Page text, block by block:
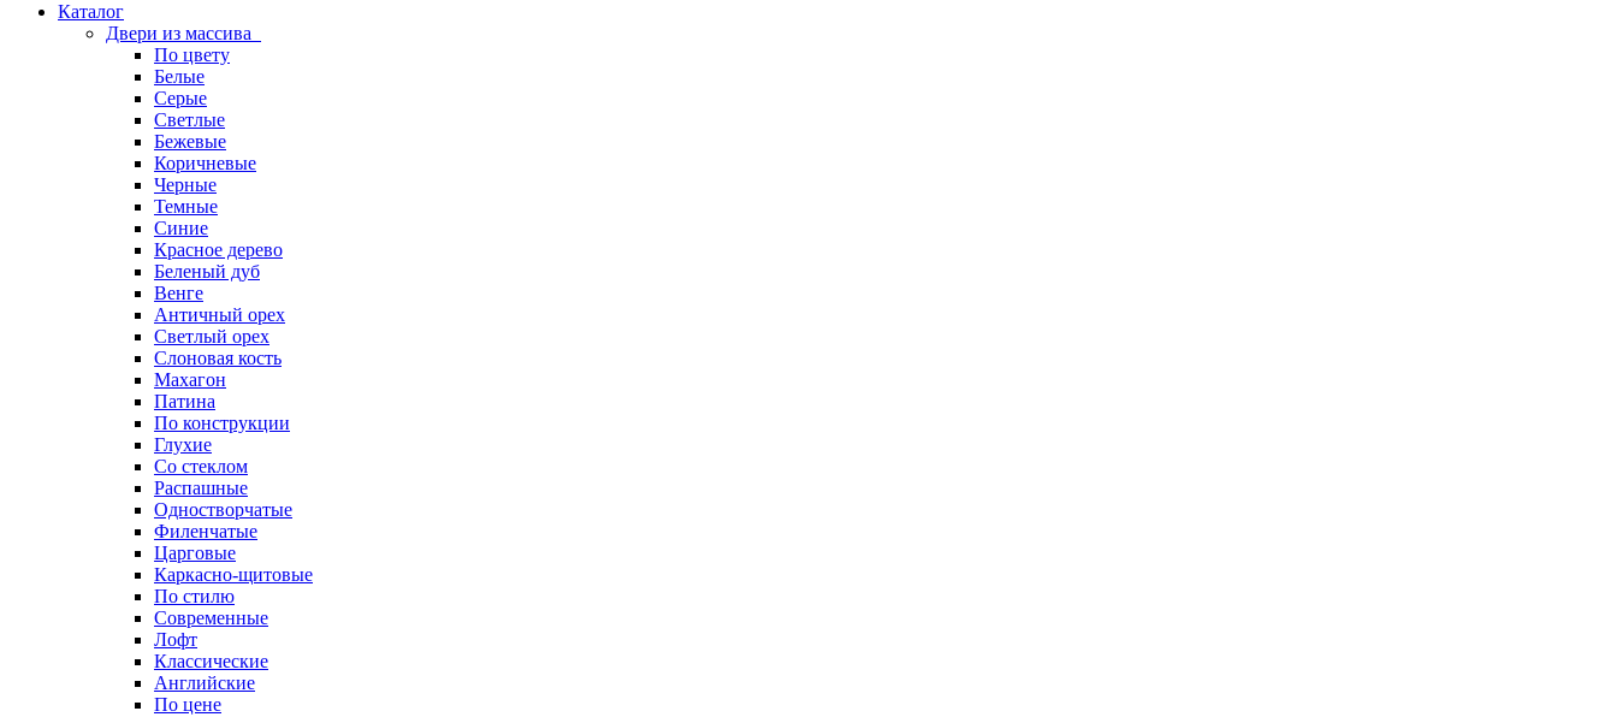
Каталог
Двери из массива
По цвету
Белые
Серые
Светлые
Бежевые
Коричневые
Черные
Темные
Синие
Красное дерево
Беленый дуб
Венге
Античный орех
Светлый орех
Слоновая кость
Махагон
Патина
По конструкции
Глухие
Со стеклом
Распашные
Одностворчатые
Филенчатые
Царговые
Каркасно-щитовые
По стилю
Современные
Лофт
Классические
Английские
По цене